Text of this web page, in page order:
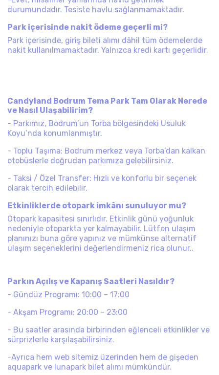
durumundadır. Tesiste havlu sağlanmamaktadır.
Park içerisinde nakit ödeme geçerli mi?
Park içerisinde, giriş bileti alımı dâhil tüm ödemelerde
nakit kullanılmamaktadır. Yalnızca kredi kartı geçerlidir.
Candyland Bodrum Tema Park Tam Olarak Nerede
ve Nasıl Ulaşabilirim?
- Parkımız, Bodrum’un Torba bölgesindeki Usuluk
Koyu’nda konumlanmıştır.
- Toplu Taşıma: Bodrum merkez veya Torba’dan kalkan
otobüslerle doğrudan parkımıza gelebilirsiniz.
- Taksi / Özel Transfer: Hızlı ve konforlu bir seçenek
olarak tercih edilebilir.
Etkinliklerde otopark imkânı sunuluyor mu?
Otopark kapasitesi sınırlıdır. Etkinlik günü yoğunluk
nedeniyle otoparkta yer kalmayabilir. Lütfen ulaşım
planınızı buna göre yapınız ve mümkünse alternatif
ulaşım seçeneklerini değerlendirmeniz rica olunur..
Parkın Açılış ve Kapanış Saatleri Nasıldır?
- Gündüz Programı: 10:00 – 17:00
- Akşam Programı: 20:00 – 23:00
- Bu saatler arasında birbirinden eğlenceli etkinlikler ve
sürprizlerle karşılaşabilirsiniz.
-Ayrıca hem web sitemiz üzerinden hem de gişeden
aquapark ve lunapark bilet alımı mümkündür.